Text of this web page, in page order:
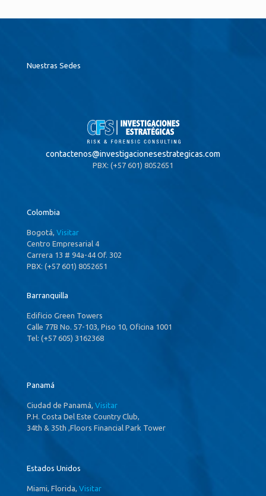
Nuestras Sedes
contactenos@investigacionesestrategicas.com
PBX: (+57 601) 8052651
Colombia
Bogotá, Visitar
Centro Empresarial 4
Carrera 13 # 94a-44 Of. 302
PBX: (+57 601) 8052651
Barranquilla
Edificio Green Towers
Calle 77B No. 57-103, Piso 10, Oficina 1001
Tel: (+57 605) 3162368
Panamá
Ciudad de Panamá, Visitar
P.H. Costa Del Este Country Club,
34th & 35th ,Floors Financial Park Tower
Estados Unidos
Miami, Florida, Visitar